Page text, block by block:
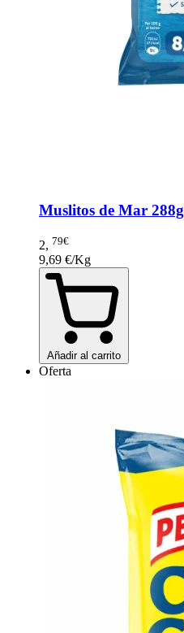
Muslitos de Mar 288g
2, 79€
9,69 €/Kg
Añadir al carrito
Oferta